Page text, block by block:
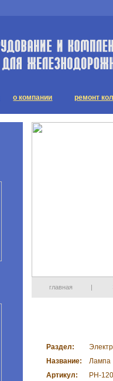
о компании ремонт
главная |
Раздел:
Название:
Лампа
Артикул:
РН-